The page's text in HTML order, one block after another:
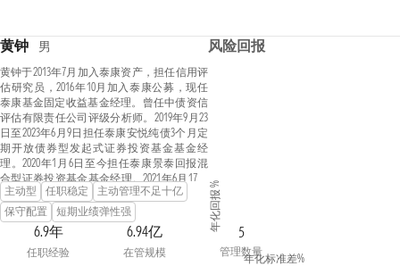
黄钟 男
黄钟于2013年7月加入泰康资产，担任信用评
估研究员，2016年10月加入泰康公募，现任
泰康基金固定收益基金经理。曾任中债资信
评估有限责任公司评级分析师。2019年9月23
日至2023年6月9日担任泰康安悦纯债3个月定
期开放债券型发起式证券投资基金基金经
理。2020年1月6日至今担任泰康景泰回报混
合型证券投资基金基金经理。2021年6月17日
至今担任泰康安泽中短债债券型证券投资基
金基金经理。2021年12月14日至今担任泰康鼎
泰一年持有期混合型证券投资基金基金经
理。2023年6月9日至今担任泰康颐享混合型
证券投资基金基金经理。2023年12月7日至今
主动型 任职稳定
主动管理不足十亿
保守配置
短期业绩弹性强
6.9年
任职经验
6.94亿
在管规模
5
管理数量
风险回报
年化回报 %
年化标准差%